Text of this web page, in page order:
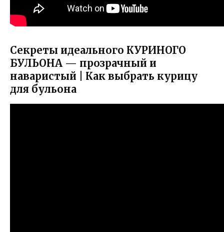
Секреты идеального КУРИНОГО
БУЛЬОНА — прозрачный и
наваристый | Как выбрать курицу
для бульона